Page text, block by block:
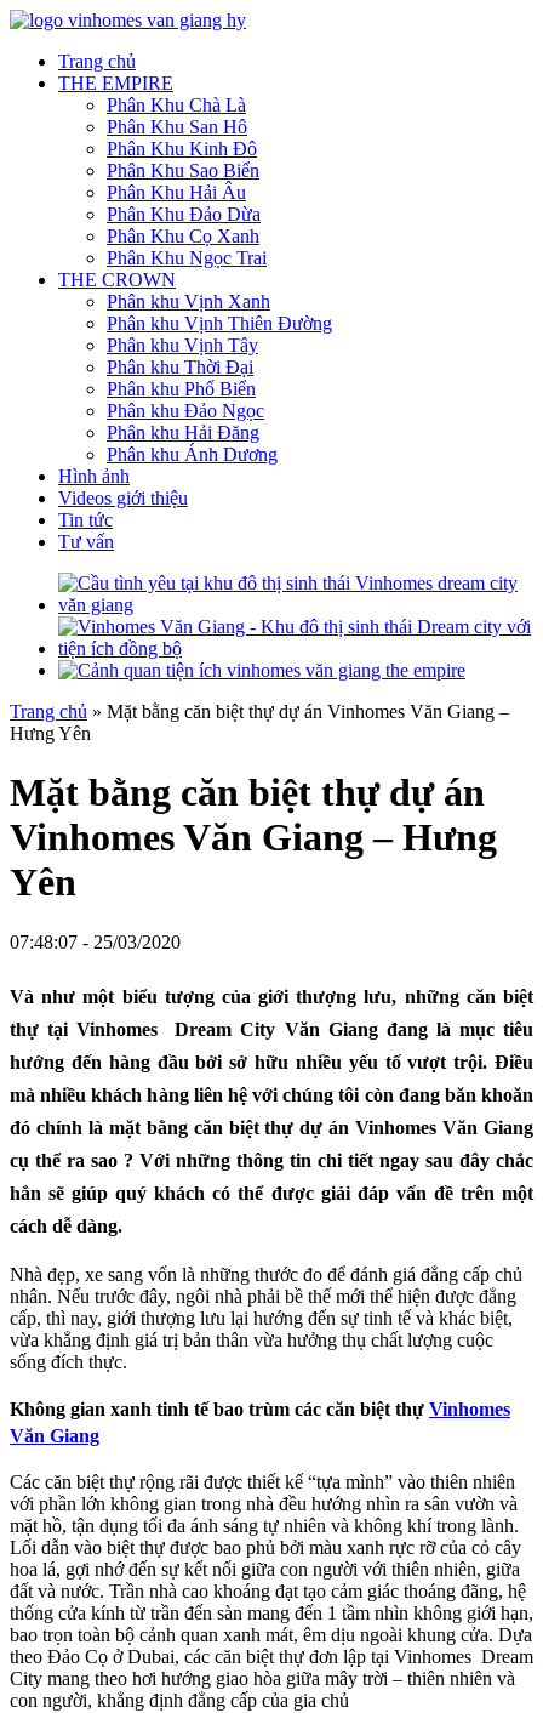
Trang chủ
THE EMPIRE
Phân Khu Chà Là
Phân Khu San Hô
Phân Khu Kinh Đô
Phân Khu Sao Biển
Phân Khu Hải Âu
Phân Khu Đảo Dừa
Phân Khu Cọ Xanh
Phân Khu Ngọc Trai
THE CROWN
Phân khu Vịnh Xanh
Phân khu Vịnh Thiên Đường
Phân khu Vịnh Tây
Phân khu Thời Đại
Phân khu Phố Biển
Phân khu Đảo Ngọc
Phân khu Hải Đăng
Phân khu Ánh Dương
Hình ảnh
Videos giới thiệu
Tin tức
Tư vấn
Trang chủ » Mặt bằng căn biệt thự dự án Vinhomes Văn Giang –
Hưng Yên
Mặt bằng căn biệt thự dự án
Vinhomes Văn Giang – Hưng
Yên
07:48:07 - 25/03/2020
Và như một biểu tượng của giới thượng lưu, những căn biệt
thự tại Vinhomes Dream City Văn Giang đang là mục tiêu
hướng đến hàng đầu bởi sở hữu nhiều yếu tố vượt trội. Điều
mà nhiều khách hàng liên hệ với chúng tôi còn đang băn khoăn
đó chính là mặt bằng căn biệt thự dự án Vinhomes Văn Giang
cụ thể ra sao ? Với những thông tin chi tiết ngay sau đây chắc
hẳn sẽ giúp quý khách có thể được giải đáp vấn đề trên một
cách dễ dàng.
Nhà đẹp, xe sang vốn là những thước đo để đánh giá đẳng cấp chủ
nhân. Nếu trước đây, ngôi nhà phải bề thế mới thể hiện được đẳng
cấp, thì nay, giới thượng lưu lại hướng đến sự tinh tế và khác biệt,
vừa khẳng định giá trị bản thân vừa hưởng thụ chất lượng cuộc
sống đích thực.
Không gian xanh tinh tế bao trùm các căn biệt thự Vinhomes
Văn Giang
Các căn biệt thự rộng rãi được thiết kế “tựa mình” vào thiên nhiên
với phần lớn không gian trong nhà đều hướng nhìn ra sân vườn và
mặt hồ, tận dụng tối đa ánh sáng tự nhiên và không khí trong lành.
Lối dẫn vào biệt thự được bao phủ bởi màu xanh rực rỡ của cỏ cây
hoa lá, gợi nhớ đến sự kết nối giữa con người với thiên nhiên, giữa
đất và nước. Trần nhà cao khoáng đạt tạo cảm giác thoáng đãng, hệ
thống cửa kính từ trần đến sàn mang đến 1 tầm nhìn không giới hạn,
bao trọn toàn bộ cảnh quan xanh mát, êm dịu ngoài khung cửa. Dựa
theo Đảo Cọ ở Dubai, các căn biệt thự đơn lập tại Vinhomes Dream
City mang theo hơi hướng giao hòa giữa mây trời – thiên nhiên và
con người, khẳng định đẳng cấp của gia chủ